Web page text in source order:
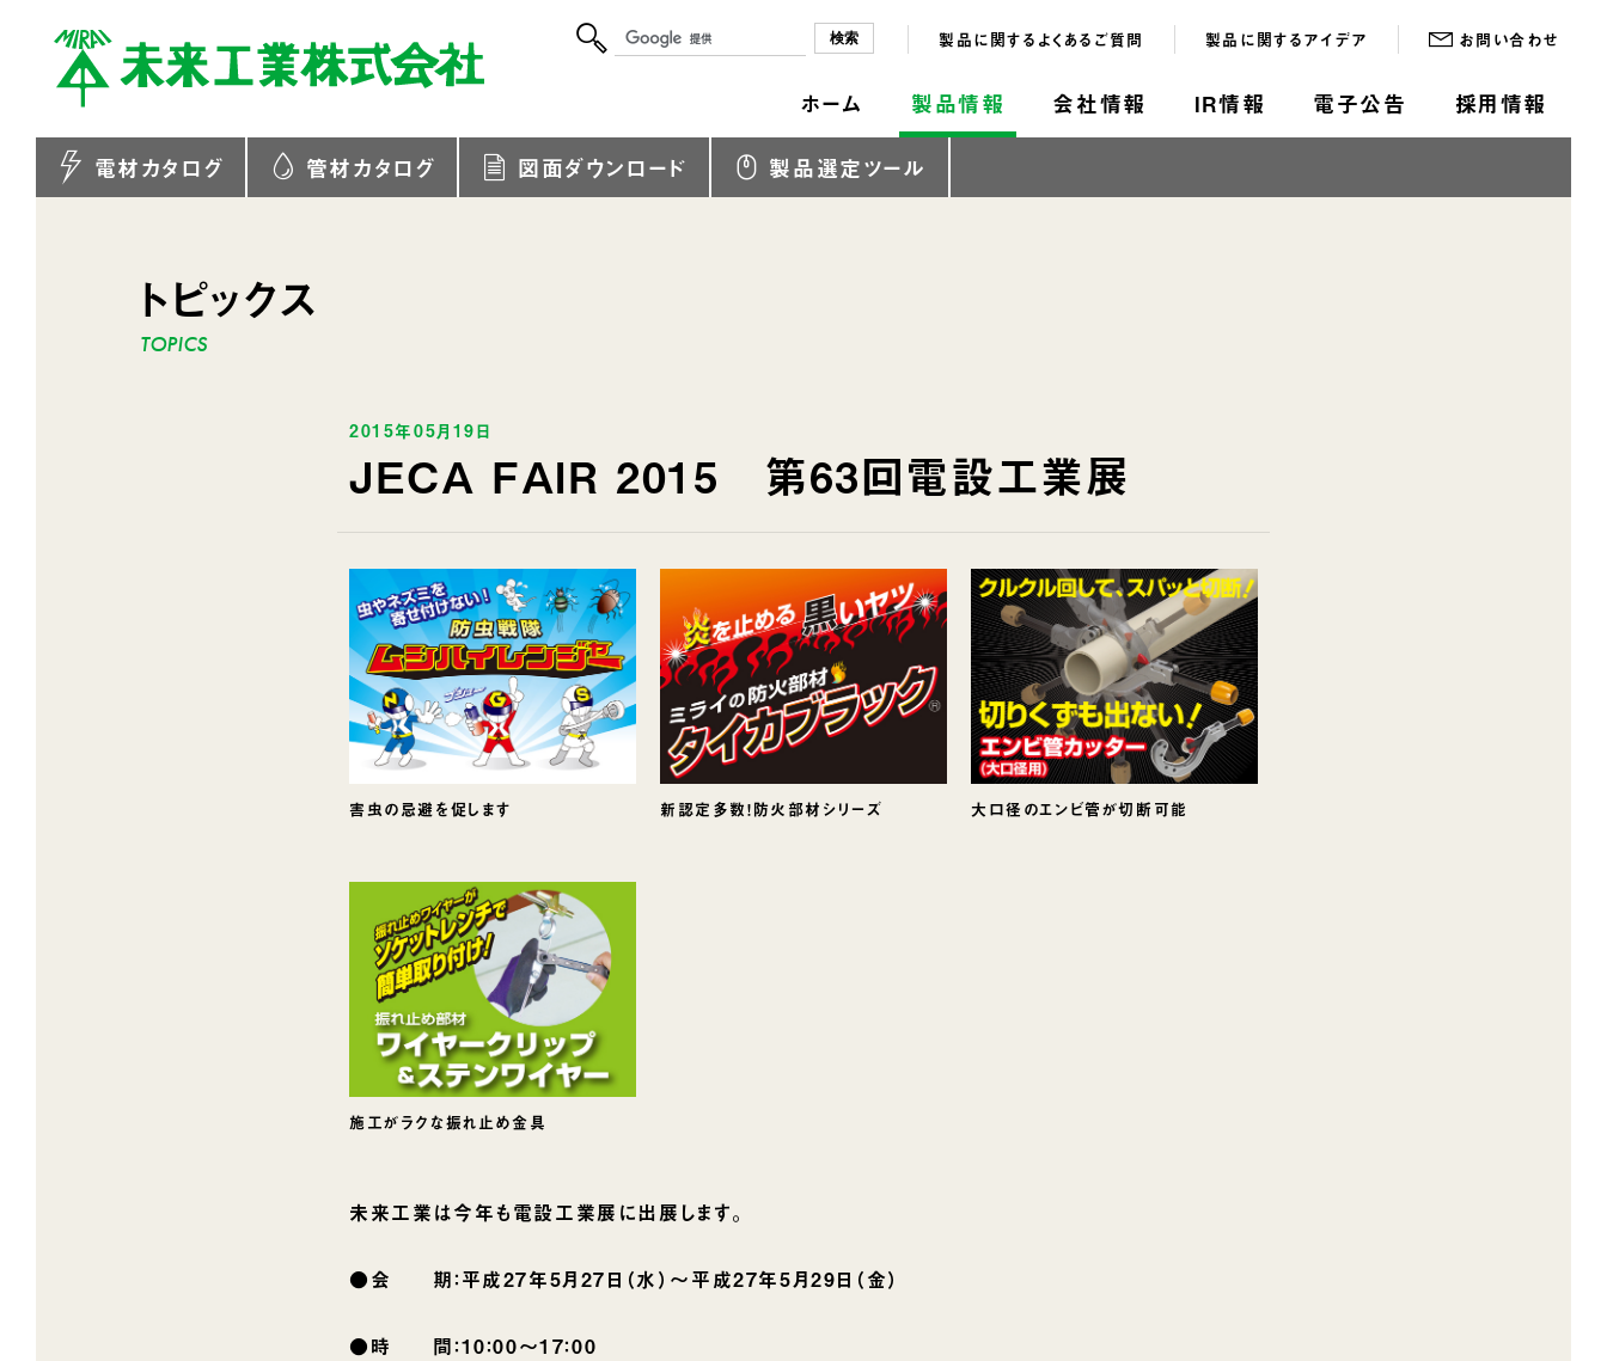
ホーム 製品情報 会社情報 IR情報 電子公告 採用情報
製品に関するよくあるご質問 製品に関するアイデア お問い合わせ
電材カタログ 管材カタログ 図面ダウンロード 製品選定ツール
トピックス
2015年05月19日
JECA FAIR 2015 第63回電設工業展
害虫の忌避を促します 新認定多数！防火部材シリーズ 大口径のエンビ管が切断可能
施工がラクな振れ止め金具
未来工業は今年も電設工業展に出展します。
●会 期：平成27年5月27日（水）〜平成27年5月29日（金）
●時 間：10：00〜17：00